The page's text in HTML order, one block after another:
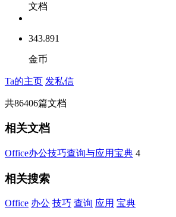
文档
343.891
金币
Ta的主页 发私信
共86406篇文档
相关文档
Office办公技巧查询与应用宝典 4
相关搜索
Office 办公 技巧 查询 应用 宝典